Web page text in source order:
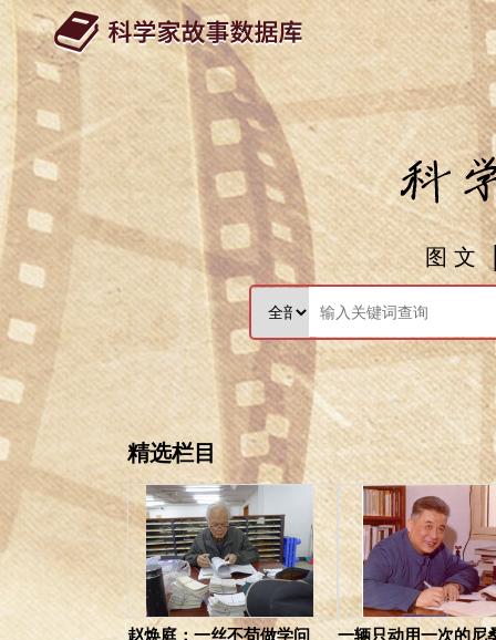
图 文
精选栏目
赵焕庭：一丝不苟做学问 一辆只动用一次的尼